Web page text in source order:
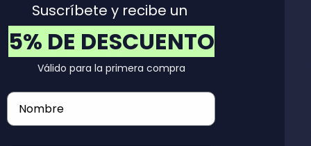
Contáctanos
✉️: soportemexico@reuse.mx
💬:
Suscríbete y recibe un
5% DE DESCUENTO
Válido para la primera compra
Nombre